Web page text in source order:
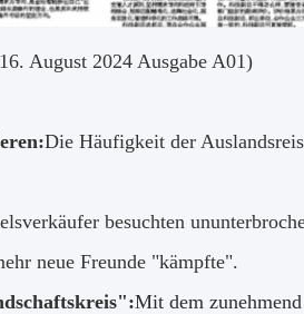
August 2024 Ausgabe A01)
Die Häufigkeit der
besuchten
neue Freunde "kämpfte".
Mit dem